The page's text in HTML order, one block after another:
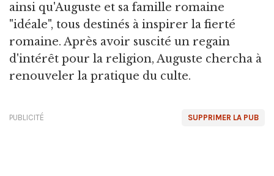
ainsi qu'Auguste et sa famille romaine
"idéale", tous destinés à inspirer la fierté
romaine. Après avoir suscité un regain
d'intérêt pour la religion, Auguste chercha à
renouveler la pratique du culte.
SUPPRIMER LA PUB
PUBLICITÉ